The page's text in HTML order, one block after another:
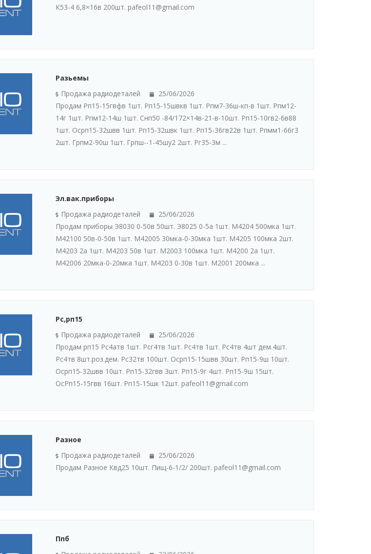
К53-4 6,8×16в 200шт. pafeol11@gmail.com
Разьемы
Продажа радиодеталей
25/06/2026
Продам Рп15-15гвфв 1шт. Рп15-15швкв 1шт. Рпм7-36ш-кп-в 1шт. Рпм12-
14г 1шт. Рпм12-14ш 1шт. Снп50 -84/172×14в-21-в-10шт. Рп15-10гв2-6в88
1шт. Осрп15-32швв 1шт. Рп15-32швк 1шт. Рп15-36гв22в 1шт. Рпмм1-66г3
2шт. Грпм2-90ш 1шт. Грпш--1-45шу2 2шт. Рг35-3м ...
Эл.вак.приборы
Продажа радиодеталей
25/06/2026
Продам приборы Э8030 0-50в 50шт. Э8025 0-5а 1шт. М4204 500мка 1шт.
М42100 50в-0-50в 1шт. М42005 30мка-0-30мка 1шт. М4205 100мка 2шт.
М4203 2а 1шт. М4203 50в 1шт. М2003 100мка 1шт. М4200 2а 1шт.
М42006 20мка-0-20мка 1шт. М4203 0-30в 1шт. М2001 200мка ...
Рс,рп15
Продажа радиодеталей
25/06/2026
Продам рп15 Рс4атв 1шт. Рсг4тв 1шт. Рс4тв 1шт. Рс4тв 4шт дем.4шт.
Рс4тв 8шт.роз.дем. Рс32тв 100шт. Осрп15-15швв 30шт. Рп15-9ш 10шт.
Осрп15-32швв 10шт. Рп15-32гвв 3шт. Рп15-9г 4шт. Рп15-9ш 15шт.
ОсРп15-15гвв 16шт. Рп15-15шк 12шт. pafeol11@gmail.com
Разное
Продажа радиодеталей
25/06/2026
Продам Разное Квд25 10шт. Пищ-6-1/2/ 200шт. pafeol11@gmail.com
Ппб